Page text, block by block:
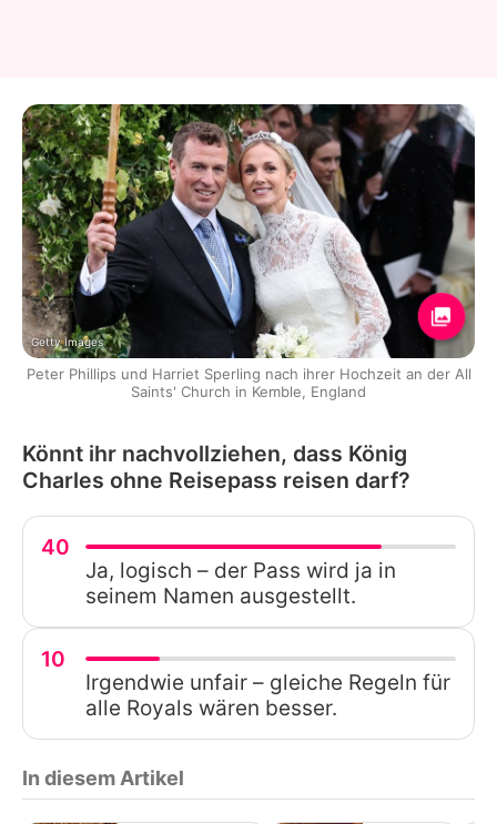
Getty Images
Peter Phillips und Harriet Sperling nach ihrer Hochzeit an der All
Saints' Church in Kemble, England
Könnt ihr nachvollziehen, dass König
Charles ohne Reisepass reisen darf?
40
Ja, logisch – der Pass wird ja in
seinem Namen ausgestellt.
10
Irgendwie unfair – gleiche Regeln für
alle Royals wären besser.
In diesem Artikel